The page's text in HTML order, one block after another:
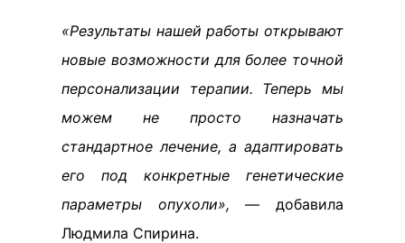
«Результаты нашей работы открывают
новые возможности для более точной
персонализации терапии. Теперь мы
можем не просто назначать
стандартное лечение, а адаптировать
его под конкретные генетические
параметры опухоли», — добавила
Людмила Спирина.